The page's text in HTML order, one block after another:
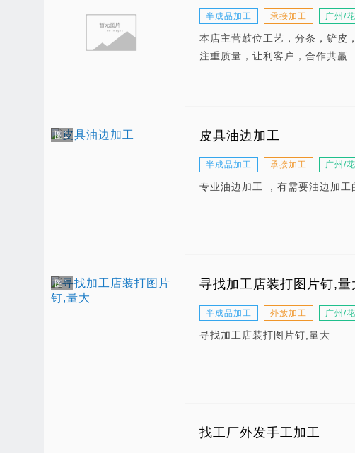
半成品加工 承接加工 广州/
本店主营鼓位工艺，分条，铲皮
注重质量，让利客户，合作共赢
图1 皮具油边加工
半成品加工 承接加工 广州/
专业油边加工 ，有需要油边加工
图1 寻找加工店装打图片钉,量
半成品加工 外放加工 广州/
寻找加工店装打图片钉,量大
找工厂外发手工加工